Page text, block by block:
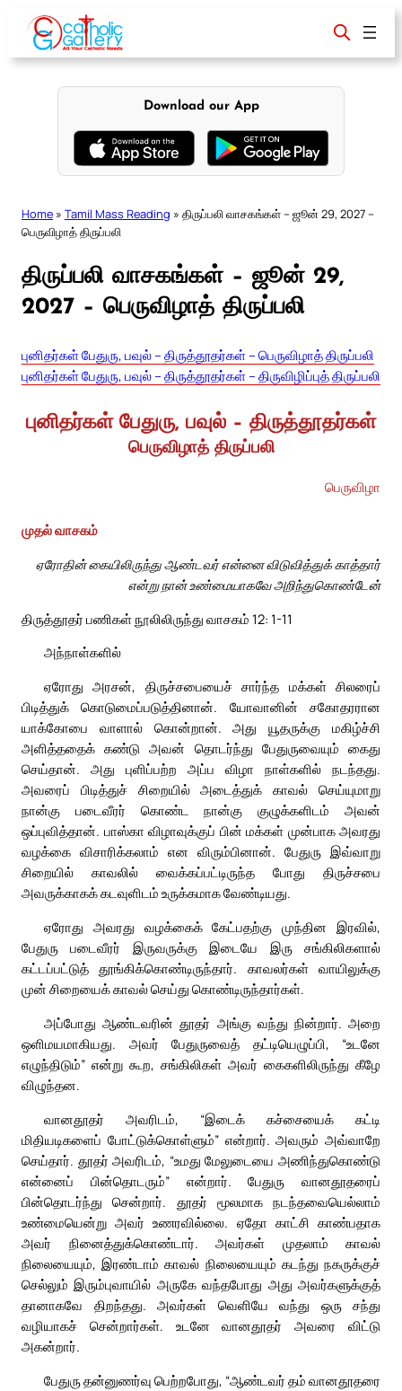
content
Download our App
Home » Tamil Mass Reading » திருப்பலி வாசகங்கள் – ஜூன் 29, 2027 –
பெருவிழாத் திருப்பலி
திருப்பலி வாசகங்கள் – ஜூன் 29,
2027 – பெருவிழாத் திருப்பலி
புனிதர்கள் பேதுரு, பவுல் – திருத்தூதர்கள் – பெருவிழாத் திருப்பலி
புனிதர்கள் பேதுரு, பவுல் – திருத்தூதர்கள் – திருவிழிப்புத் திருப்பலி
புனிதர்கள் பேதுரு, பவுல் – திருத்தூதர்கள்
பெருவிழாத் திருப்பலி
பெருவிழா
முதல் வாசகம்
ஏரோதின் கையிலிருந்து ஆண்டவர் என்னை விடுவித்துக் காத்தார்
என்று நான் உண்மையாகவே அறிந்துகொண்டேன்
திருத்தூதர் பணிகள் நூலிலிருந்து வாசகம் 12: 1-11
அந்நாள்களில்
ஏரோது அரசன், திருச்சபையைச் சார்ந்த மக்கள் சிலரைப்
பிடித்துக் கொடுமைப்படுத்தினான். யோவானின் சகோதரரான
யாக்கோபை வாளால் கொன்றான். அது யூதருக்கு மகிழ்ச்சி
அளித்ததைக் கண்டு அவன் தொடர்ந்து பேதுருவையும் கைது
செய்தான். அது புளிப்பற்ற அப்ப விழா நாள்களில் நடந்தது.
அவரைப் பிடித்துச் சிறையில் அடைத்துக் காவல் செய்யுமாறு
நான்கு படைவீரர் கொண்ட நான்கு குழுக்களிடம் அவன்
ஒப்புவித்தான். பாஸ்கா விழாவுக்குப் பின் மக்கள் முன்பாக அவரது
வழக்கை விசாரிக்கலாம் என விரும்பினான். பேதுரு இவ்வாறு
சிறையில் காவலில் வைக்கப்பட்டிருந்த போது திருச்சபை
அவருக்காகக் கடவுளிடம் உருக்கமாக வேண்டியது.
ஏரோது அவரது வழக்கைக் கேட்பதற்கு முந்தின இரவில்,
பேதுரு படைவீரர் இருவருக்கு இடையே இரு சங்கிலிகளால்
கட்டப்பட்டுத் தூங்கிக்கொண்டிருந்தார். காவலர்கள் வாயிலுக்கு
முன் சிறையைக் காவல் செய்து கொண்டிருந்தார்கள்.
அப்போது ஆண்டவரின் தூதர் அங்கு வந்து நின்றார். அறை
ஒளிமயமாகியது. அவர் பேதுருவைத் தட்டியெழுப்பி, “உடனே
எழுந்திடும்” என்று கூற, சங்கிலிகள் அவர் கைகளிலிருந்து கீழே
விழுந்தன.
வானதூதர் அவரிடம், “இடைக் கச்சையைக் கட்டி
மிதியடிகளைப் போட்டுக்கொள்ளும்” என்றார். அவரும் அவ்வாறே
செய்தார். தூதர் அவரிடம், “உமது மேலுடையை அணிந்துகொண்டு
என்னைப் பின்தொடரும்” என்றார். பேதுரு வானதூதரைப்
பின்தொடர்ந்து சென்றார். தூதர் மூலமாக நடந்தவையெல்லாம்
உண்மையென்று அவர் உணரவில்லை. ஏதோ காட்சி காண்பதாக
அவர் நினைத்துக்கொண்டார். அவர்கள் முதலாம் காவல்
நிலையையும், இரண்டாம் காவல் நிலையையும் கடந்து நகருக்குச்
செல்லும் இரும்புவாயில் அருகே வந்தபோது அது அவர்களுக்குத்
தானாகவே திறந்தது. அவர்கள் வெளியே வந்து ஒரு சந்து
வழியாகச் சென்றார்கள். உடனே வானதூதர் அவரை விட்டு
அகன்றார்.
பேதுரு தன்னுணர்வு பெற்றபோது, “ஆண்டவர் தம் வானதூதரை